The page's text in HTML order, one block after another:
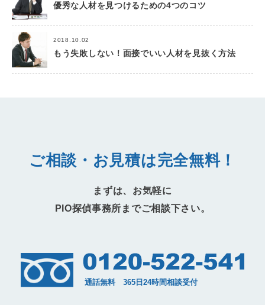
優秀な人材を見つけるための4つのコツ
2018.10.02
もう失敗しない！面接でいい人材を見抜く方法
ご相談・お見積は完全無料！
まずは、お気軽に
PIO探偵事務所までご相談下さい。